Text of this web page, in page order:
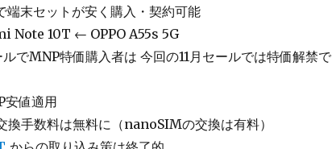
端末セットが安く購入・契約可能
Note 10T ← OPPO A55s 5G
ルでMNP特価購入者は 今回の11月セールでは特価解禁で
安値適用
換手数料は無料に（nanoSIMの交換は有料）